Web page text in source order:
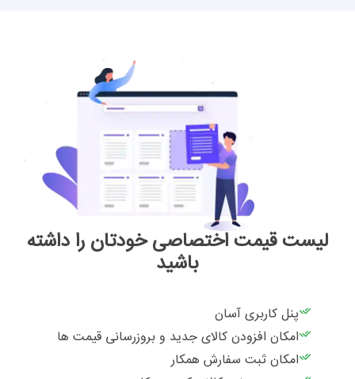
لیست قیمت اختصاصی خودتان را داشته
باشید
پنل کاربری آسان
امکان افزودن کالای جدید و بروزرسانی قیمت ها
امکان ثبت سفارش همکار